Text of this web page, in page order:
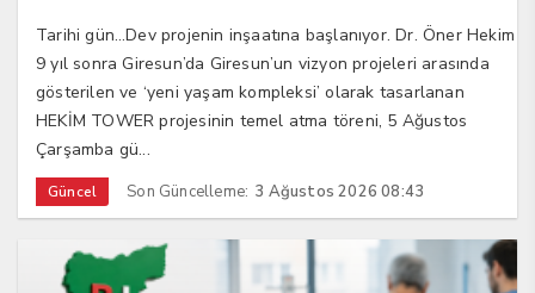
Tarihi gün…Dev projenin inşaatına başlanıyor. Dr. Öner Hekim
9 yıl sonra Giresun’da Giresun’un vizyon projeleri arasında
gösterilen ve ‘yeni yaşam kompleksi’ olarak tasarlanan
HEKİM TOWER projesinin temel atma töreni, 5 Ağustos
Çarşamba gü...
Güncel Son Güncelleme: 3 Ağustos 2026 08:43